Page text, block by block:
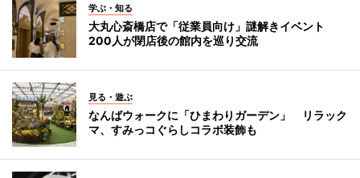
学ぶ・知る
大丸心斎橋店で「従業員向け」謎解きイベント
200人が閉店後の館内を巡り交流
見る・遊ぶ
なんばウォークに「ひまわりガーデン」 リラック
マ、すみっコぐらしコラボ装飾も